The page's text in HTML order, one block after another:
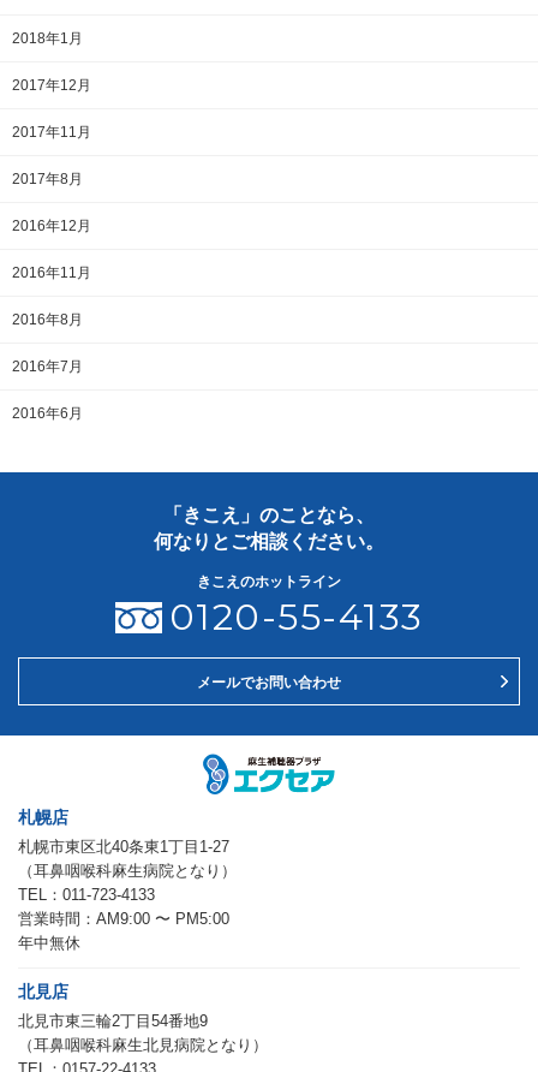
2018年1月
2017年12月
2017年11月
2017年8月
2016年12月
2016年11月
2016年8月
2016年7月
2016年6月
「きこえ」のことなら、
何なりとご相談ください。
きこえのホットライン
0120-55-4133
メールでお問い合わせ
札幌店
札幌市東区北40条東1丁目1-27
（耳鼻咽喉科麻生病院となり）
TEL：011-723-4133
営業時間：AM9:00 〜 PM5:00
年中無休
北見店
北見市東三輪2丁目54番地9
（耳鼻咽喉科麻生北見病院となり）